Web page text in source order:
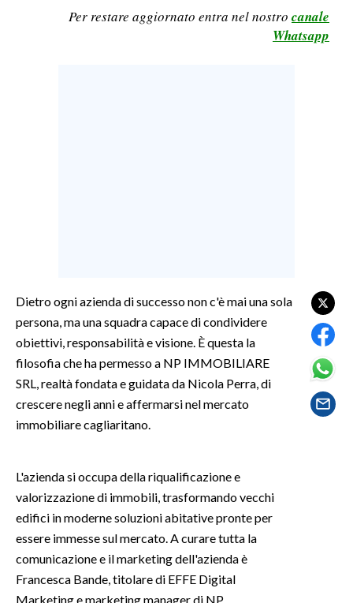
ALTRI SPORT
CULTURA
SPETTACOLI
GOSSIP
SARDEGNA TURISMO
SARDI NEL MONDO
NOTIZIE
EVENTI
Per restare aggiornato entra nel nostro canale
Whatsapp
Dietro ogni azienda di successo non c'è mai una sola
persona, ma una squadra capace di condividere
obiettivi, responsabilità e visione. È questa la
filosofia che ha permesso a NP IMMOBILIARE
SRL, realtà fondata e guidata da Nicola Perra, di
crescere negli anni e affermarsi nel mercato
immobiliare cagliaritano.
L'azienda si occupa della riqualificazione e
valorizzazione di immobili, trasformando vecchi
edifici in moderne soluzioni abitative pronte per
essere immesse sul mercato. A curare tutta la
comunicazione e il marketing dell'azienda è
Francesca Bande, titolare di EFFE Digital
Marketing e marketing manager di NP